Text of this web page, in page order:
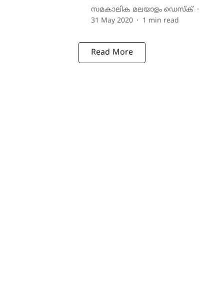
സമകാലിക മലയാളം ഡെസ്ക്
31 May 2020
1 min read
Read More